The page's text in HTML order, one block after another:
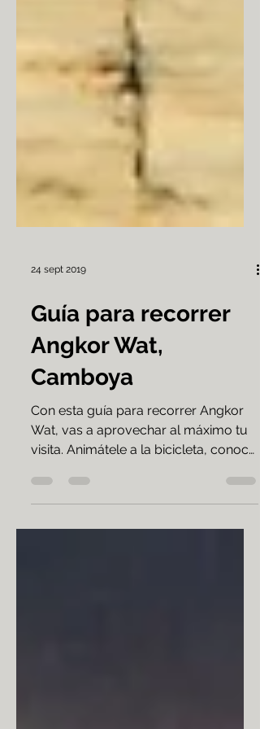
24 sept 2019
Guía para recorrer
Angkor Wat,
Camboya
Con esta guía para recorrer Angkor
visita. Animátele a la bicicleta, conocé
los templos a tu ritmo.